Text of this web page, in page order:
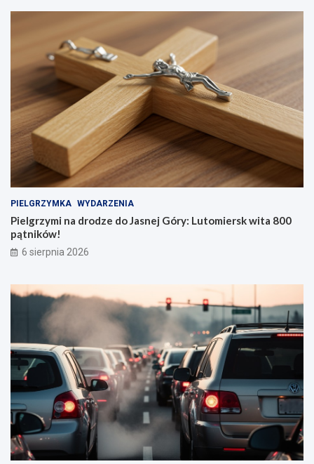
PIELGRZYMKA WYDARZENIA
Pielgrzymi na drodze do Jasnej Góry: Lutomiersk wita 800
pątników!
6 sierpnia 2026